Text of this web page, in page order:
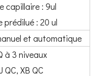
capillaire : 9ul
prédilué : 20 ul
et automatique
à 3 niveaux
QC, XB QC